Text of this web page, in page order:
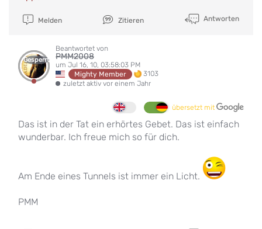
Melden Zitieren Antworten
Gesperrt
Beantwortet von
PMM2008
um Jul 16, 10, 03:58:03 PM
Mighty Member
3103
zuletzt aktiv vor einem Jahr
übersetzt mit
Das ist in der Tat ein erhörtes Gebet. Das ist einfach
wunderbar. Ich freue mich so für dich.
Am Ende eines Tunnels ist immer ein Licht.
PMM